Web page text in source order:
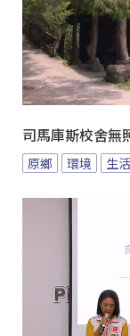
司馬庫斯校舍無
原鄉 環境 生活